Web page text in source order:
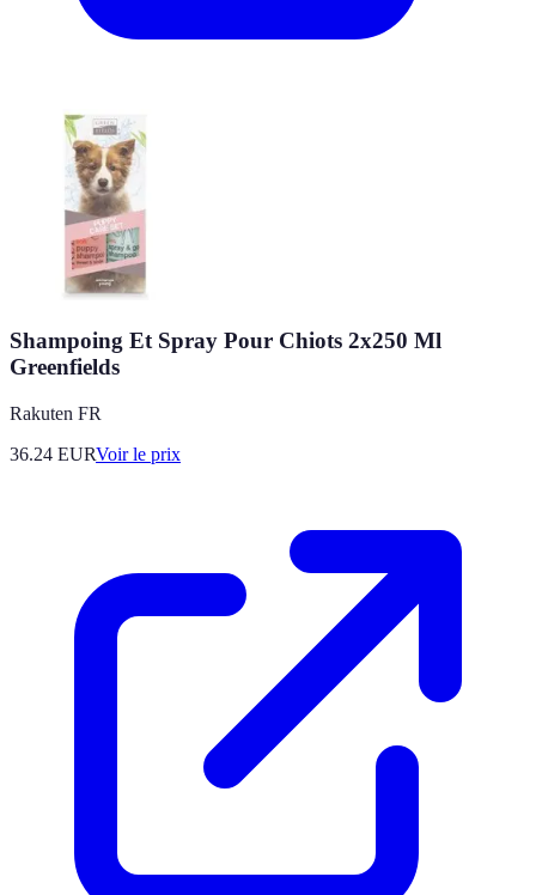
Shampoing Et Spray Pour Chiots 2x250 Ml
Greenfields
Rakuten FR
36.24 EURVoir le prix